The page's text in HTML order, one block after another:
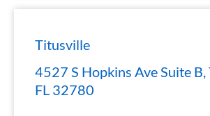
Titusville
4527 S Hopkins Ave Suite
FL 32780